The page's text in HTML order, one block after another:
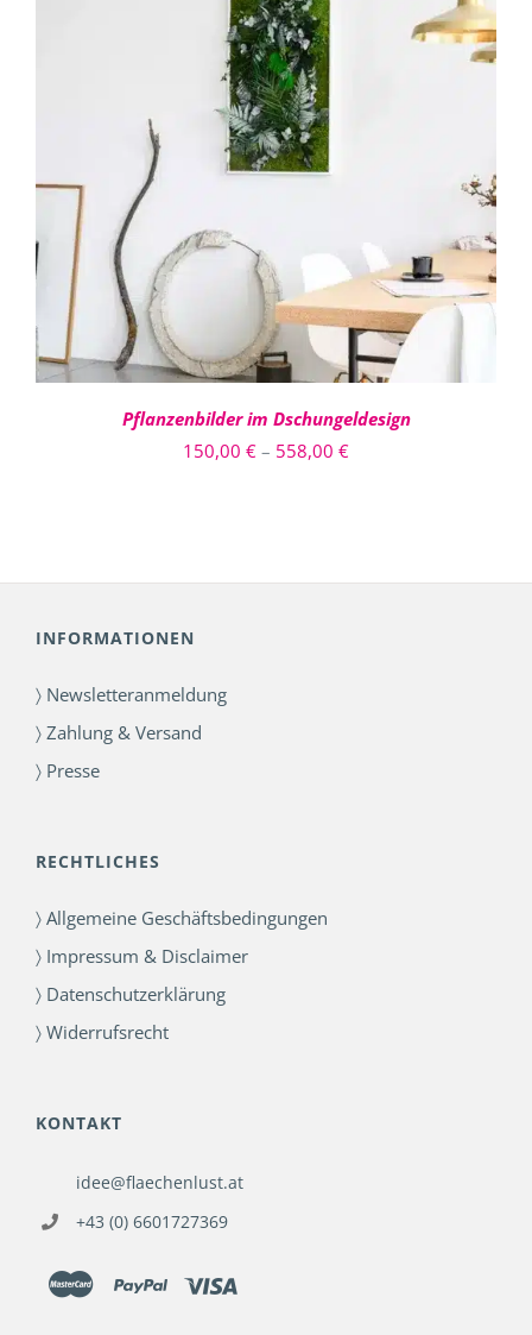
AUSFÜHRUNG WÄHLEN
AUF.
DIE
OPTIONEN
KÖNNEN
AUF
DER
GEWÄHLT
WERDEN
Pflanzenbilder im Dschungeldesign
150,00 € – 558,00 €Preisspanne:
INFORMATIONEN
〉 Newsletteranmeldung
〉 Zahlung & Versand
〉 Presse
RECHTLICHES
〉 Allgemeine Geschäftsbedingungen
〉 Impressum & Disclaimer
〉 Datenschutzerklärung
〉 Widerrufsrecht
KONTAKT
idee@flaechenlust.at
+43 (0) 6601727369